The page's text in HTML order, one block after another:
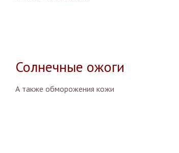
Солнечные ожоги
А также обморожения кожи